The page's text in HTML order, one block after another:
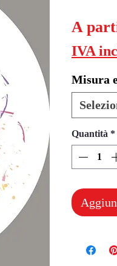
A
IVA
Misura
Quantità *